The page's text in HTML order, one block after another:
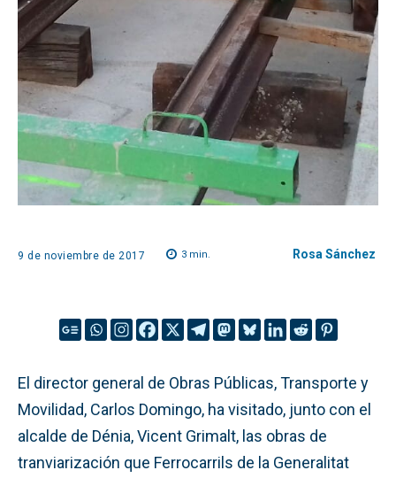
9 de noviembre de 2017 3 min. Rosa Sánchez
El director general de Obras Públicas, Transporte y
Movilidad, Carlos Domingo, ha visitado, junto con el
alcalde de Dénia, Vicent Grimalt, las obras de
tranviarización que Ferrocarrils de la Generalitat